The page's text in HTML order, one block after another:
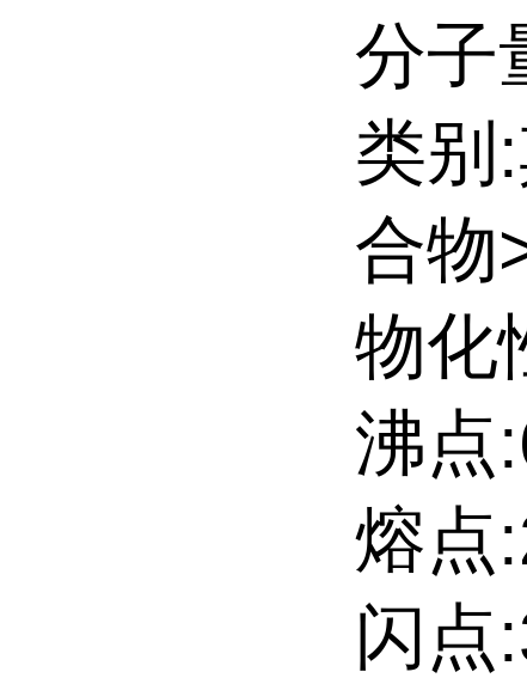
分子
类别
合物
物化
沸点
熔点
闪点